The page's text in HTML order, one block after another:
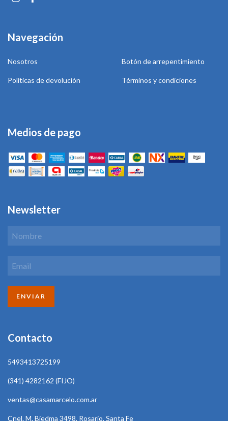
Navegación
Nosotros Botón de arrepentimiento
Políticas de devolución Términos y condiciones
Medios de pago
Newsletter
Contacto
5493413725199
(341) 4282162 (FIJO)
ventas@casamarcelo.com.ar
Cnel. M. Biedma 3498, Rosario, Santa Fe